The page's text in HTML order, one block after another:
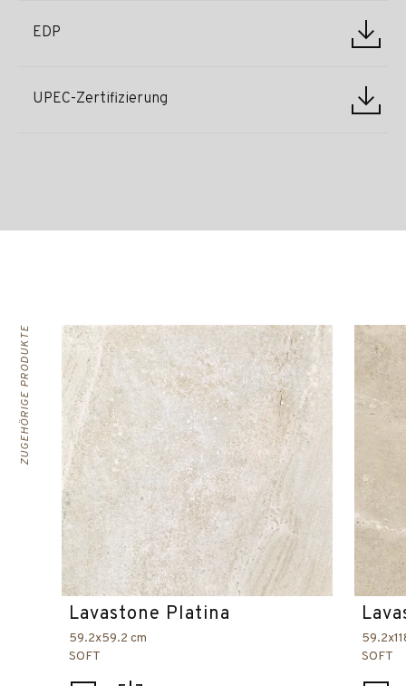
EDP
UPEC-Zertifizierung
ZUGEHÖRIGE PRODUKTE
Lavastone Platina
59.2x59.2 cm
SOFT
SOFT